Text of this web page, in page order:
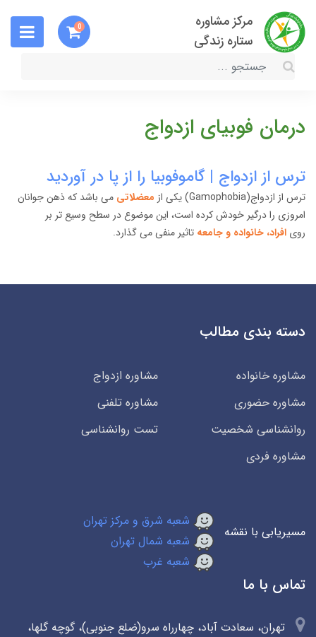
مرکز مشاوره
ستاره زندگی
0
درمان فوبیای ازدواج
ترس از ازدواج | گاموفوبیا را از پا در آوردید
ترس از ازدواج(Gamophobia) یکی از معضلاتی می باشد که ذهن جوانان
امروزی را درگیر خودش کرده است، این موضوع در سطح وسیع تر بر
روی افراد، خانواده و جامعه تاثیر منفی می گذارد.
دسته بندی مطالب
مشاوره خانواده
مشاوره ازدواج
مشاوره حضوری
مشاوره تلفنی
روانشناسی شخصیت
تست روانشناسی
مشاوره فردی
مسیریابی با نقشه
شعبه شرق و مرکز تهران
شعبه شمال تهران
شعبه غرب
تماس با ما
تهران، سعادت آباد، چهارراه سرو(ضلع جنوبی)، گوچه گلها،